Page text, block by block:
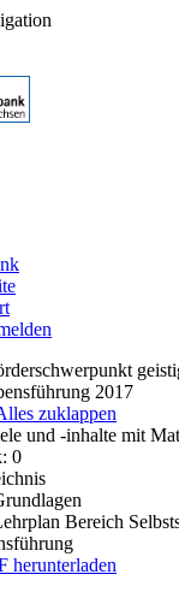
2017
zuklappen
und -inhalte mit
0
Bereich
herunterladen